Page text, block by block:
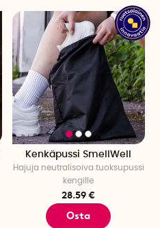
Kenkäpussi SmellWell
Hajuja neutralisoiva tuoksupussi
kengille
28.59 €
Osta